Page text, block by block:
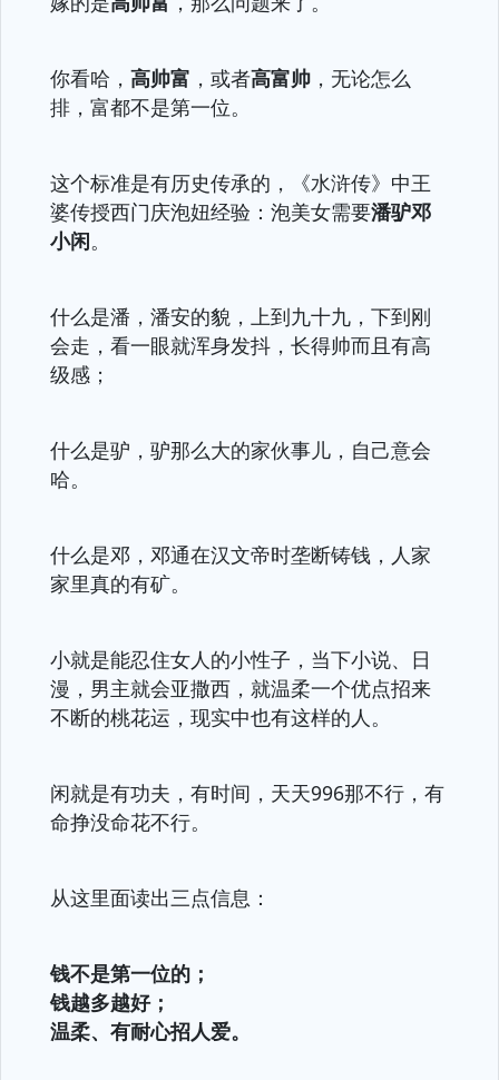
你看哈， 高帅富 ，或者高富帅 ，无论怎么
排，富都不是第一位。
这个标准是有历史传承的，《水浒传》中王
婆传授西门庆泡妞经验：泡美女需要潘驴邓
小闲。
什么是潘，潘安的貌，上到九十九，下到刚
会走，看一眼就浑身发抖，长得帅而且有高
级感；
什么是驴，驴那么大的家伙事儿，自己意会
哈。
什么是邓，邓通在汉文帝时垄断铸钱，人家
家里真的有矿。
小就是能忍住女人的小性子，当下小说、日
漫，男主就会亚撒西，就温柔一个优点招来
不断的桃花运，现实中也有这样的人。
闲就是有功夫，有时间，天天996那不行，有
命挣没命花不行。
从这里面读出三点信息：
钱不是第一位的；
钱越多越好；
温柔、有耐心招人爱。